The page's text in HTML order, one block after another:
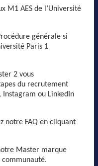
M1 AES de l’Université
générale si
Paris 1
2 vous
du recrutement
Instagram ou LinkedIn
notre FAQ en cliquant
Master marque